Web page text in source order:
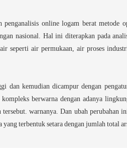
penganalisis online logam berat metode
nasional. Hal ini diterapkan pada
seperti air permukaan, air proses
dan kemudian dicampur dengan
berwarna dengan adanya
warnanya. Dan ubah perubahan
terbentuk setara dengan jumlah total